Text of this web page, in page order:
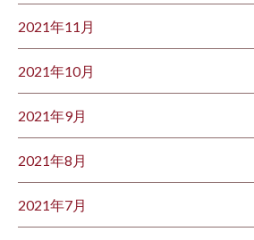
2021年11月
2021年10月
2021年9月
2021年8月
2021年7月